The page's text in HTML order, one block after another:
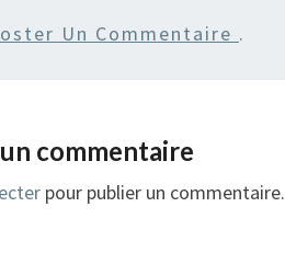
Un Commentaire .
commentaire
pour publier un commentaire.